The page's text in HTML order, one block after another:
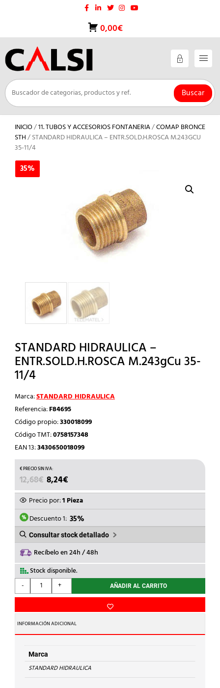
0,00€
Buscar
INICIO/11. TUBOS Y ACCESORIOS FONTANERIA/COMAP BRONCE
STH/ STANDARD HIDRAULICA – ENTR.SOLD.H.ROSCA M.243GCU
35-11/4
35%
STANDARD HIDRAULICA –
ENTR.SOLD.H.ROSCA M.243gCu 35-
11/4
Marca:STANDARD HIDRAULICA
Referencia:F84695
Código propio:330018099
Código TMT:0758157348
EAN 13:3430650018099
12,68€ EL
PRECIO
ORIGINAL
ERA:
12,68€.
8,24€
PRECIO
ACTUAL
ES:
8,24€.
Precio por:1 Pieza
Descuento 1: 35%
Consultar stock detallado
Recíbelo en 24h / 48h
Stock disponible.
-
STANDARD
HIDRAULICA
ENTR.SOLD.H.ROSCA
M.243gCu
35-
11/4
cantidad
+ AÑADIR AL CARRITO
INFORMACIÓN ADICIONAL
Marca
STANDARD HIDRAULICA
35%